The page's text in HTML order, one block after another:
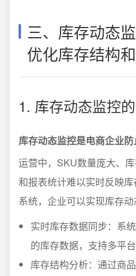
三、库存动态
优化库存结构
1. 库存动态监控
库存动态监控是电商企业
运营中，SKU数量庞大、
和报表统计难以实时反映
系统，企业可以实现库存动
实时库存数据同步：系
的库存数据，支持多平
库存结构分析：通过商